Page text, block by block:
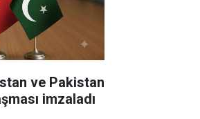
ve Pakistan
imzaladı